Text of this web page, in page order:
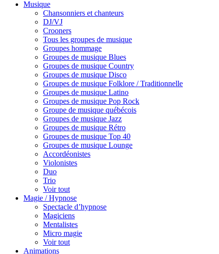
Musique
Chansonniers et chanteurs
DJ/VJ
Crooners
Tous les groupes de musique
Groupes hommage
Groupes de musique Blues
Groupes de musique Country
Groupes de musique Disco
Groupes de musique Folklore / Traditionnelle
Groupes de musique Latino
Groupes de musique Pop Rock
Groupe de musique québécois
Groupes de musique Jazz
Groupes de musique Rétro
Groupes de musique Top 40
Groupes de musique Lounge
Accordéonistes
Violonistes
Duo
Trio
Voir tout
Magie / Hypnose
Spectacle d’hypnose
Magiciens
Mentalistes
Micro magie
Voir tout
Animations